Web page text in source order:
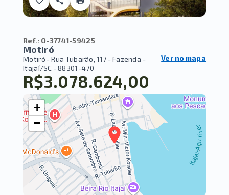
Ref.: O-37741-59425
Motiró
Motiró -Rua Tubarão, 117 - Fazenda -
Itajaí/SC - 88301-470
Ver no mapa
R$3.078.624,00
+
−